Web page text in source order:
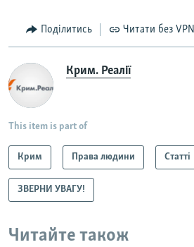
Поділитись Читати без VPN
Крим. Реалії
This item is part of
Крим Права людини Статті
ЗВЕРНИ УВАГУ!
Читайте також